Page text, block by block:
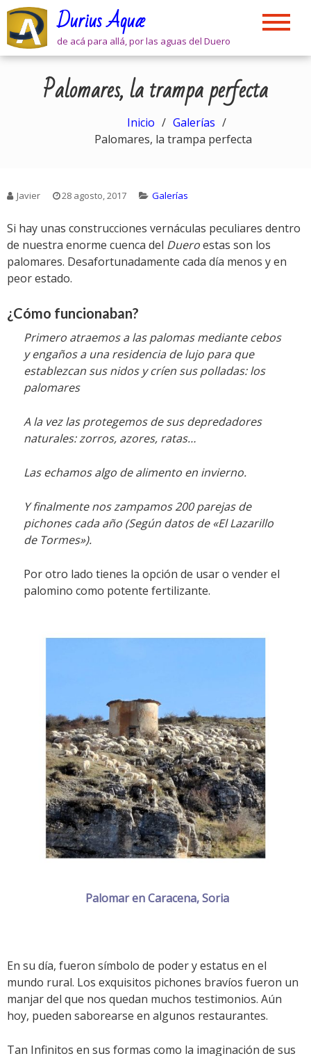
Skip
content
Durius Aquæ
de acá para allá, por las aguas del Duero
Palomares, la trampa perfecta
Inicio
Galerías
Palomares, la trampa perfecta
Javier 28 agosto, 2017 Galerías
Si hay unas construcciones vernáculas peculiares dentro
de nuestra enorme cuenca del Dueroestas son los
palomares. Desafortunadamente cada día menos y en
peor estado.
¿Cómo funcionaban?
Primero atraemos a las palomas mediante cebos
y engaños a una residencia de lujo para que
establezcan sus nidos y críen sus polladas: los
palomares
A la vez las protegemos de sus depredadores
naturales: zorros, azores, ratas…
Las echamos algo de alimento en invierno.
Y finalmente nos zampamos 200 parejas de
pichones cada año (Según datos de «El Lazarillo
de Tormes»).
Por otro lado tienes la opción de usar o vender el
palomino como potente fertilizante.
Palomar en Caracena, Soria
En su día, fueron símbolo de poder y estatus en el
mundo rural. Los exquisitos pichones bravíos fueron un
manjar del que nos quedan muchos testimonios. Aún
hoy, pueden saborearse en algunos restaurantes.
Tan Infinitos en sus formas como la imaginación de sus